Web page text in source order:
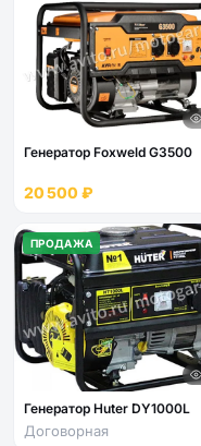
Генератор Foxweld G3500
20 500 ₽
ПРОДАЖА
Генератор Huter DY1000L
Договорная